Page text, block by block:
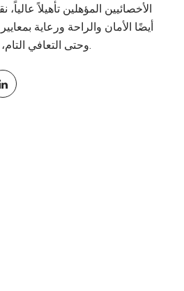
الأخصائيين المؤهلين تأهيلاً
أيضًا الأمان والراحة ورعاية
وحتى التعافي التام، نحن معك في كل خطوة.